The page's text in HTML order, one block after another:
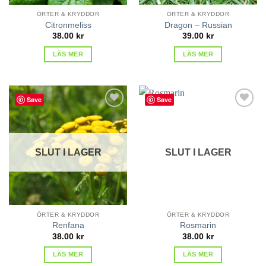
ÖRTER & KRYDDOR
Citronmeliss
38.00 kr
LÄS MER
ÖRTER & KRYDDOR
Dragon – Russian
39.00 kr
LÄS MER
Save
lägg till
i
favoriter
SLUT I LAGER
ÖRTER & KRYDDOR
Renfana
38.00 kr
LÄS MER
Save
SLUT I LAGER
ÖRTER & KRYDDOR
Rosmarin
38.00 kr
LÄS MER